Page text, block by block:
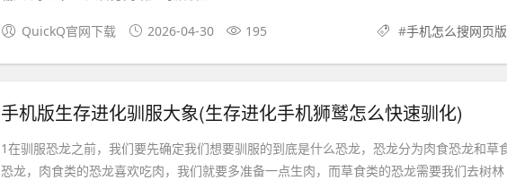
QuickQ官网下载 2026-04-30 195 #手机怎么搜网页版
手机版生存进化驯服大象(生存进化手机狮鹫怎么快速驯化)
1在驯服恐龙之前，我们要先确定我们想要驯服的到底是什么恐龙，恐龙分为肉食恐龙和草
恐龙，肉食类的恐龙喜欢吃肉，我们就要多准备一点生肉，而草食类的恐龙需要我们去树林